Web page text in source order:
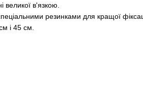
великої в'язкою.
резинками для кращої
і 45 см.